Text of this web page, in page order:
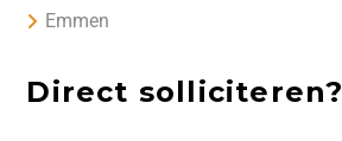
Emmen
Direct solliciteren?